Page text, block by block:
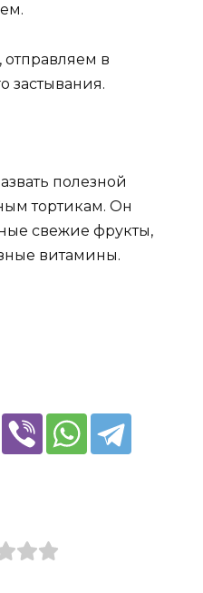
в
застывания.
полезной
тортикам. Он
свежие фрукты,
витамины.